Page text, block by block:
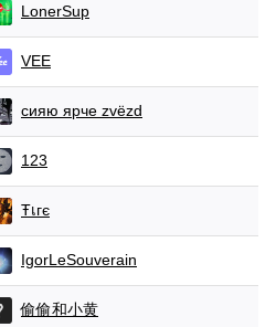
LonerSup
VEE
сияю ярче zvёzd
123
Ŧเгє
IgorLeSouverain
偷偷和小黄